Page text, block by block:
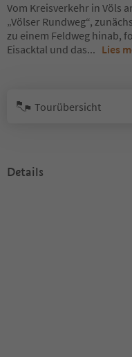
Vom Kreisverkehr in Völs
„Völser Rundweg“,
zu einem Feldweg hinab,
Eisacktal und das... Lies
Tourübersicht
Details